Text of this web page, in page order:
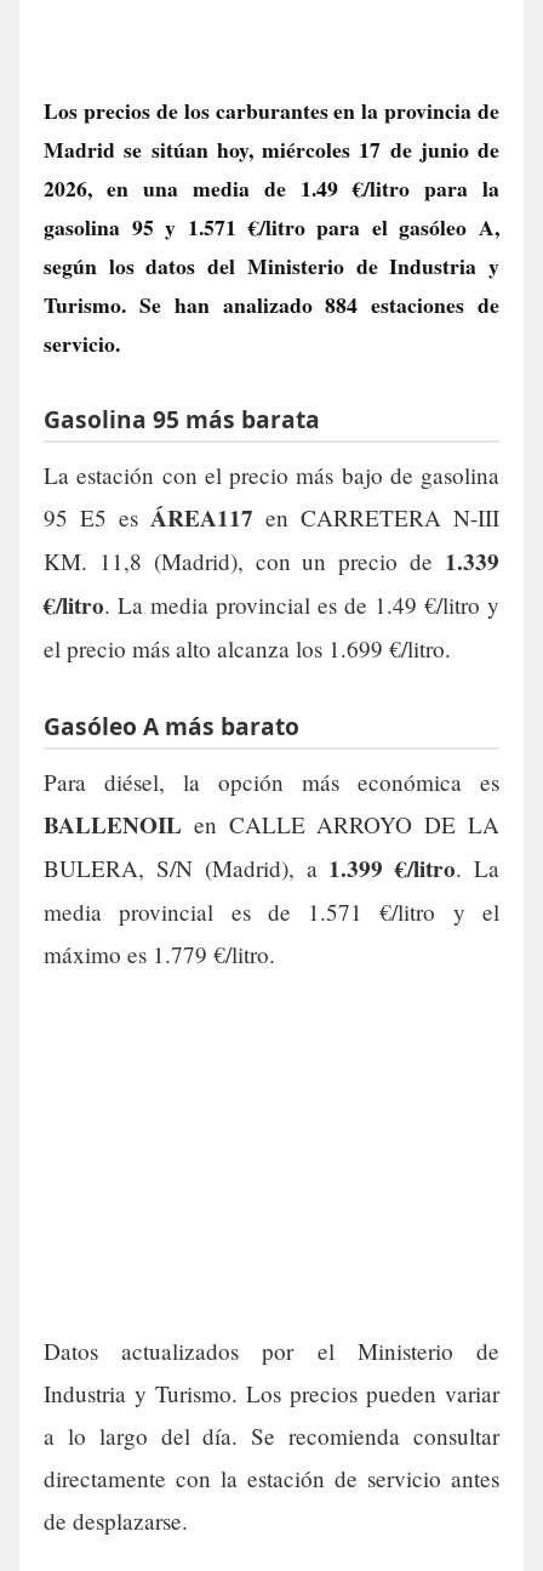
Los precios de los carburantes en la provincia de
Madrid se sitúan hoy, miércoles 17 de junio de
2026, en una media de 1.49 €/litro para la
gasolina 95 y 1.571 €/litropara el gasóleo A,
según los datos del Ministerio de Industria y
Turismo. Se han analizado 884 estaciones de
servicio.
Gasolina 95 más barata
La estación con el precio más bajo de gasolina
95 E5 es ÁREA117 en CARRETERA N-III
KM. 11,8 (Madrid), con un precio de 1.339
€/litro. La media provincial es de 1.49 €/litro y
el precio más alto alcanza los 1.699 €/litro.
Gasóleo A más barato
Para diésel, la opción más económica es
BALLENOIL en CALLE ARROYO DE LA
BULERA, S/N (Madrid), a 1.399 €/litro. La
media provincial es de 1.571 €/litro y el
máximo es 1.779 €/litro.
Datos actualizados por el Ministerio de
Industria y Turismo. Los precios pueden variar
a lo largo del día. Se recomienda consultar
directamente con la estación de servicio antes
de desplazarse.